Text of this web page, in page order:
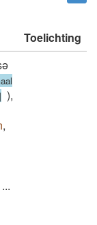
Toelichting
),
,
...